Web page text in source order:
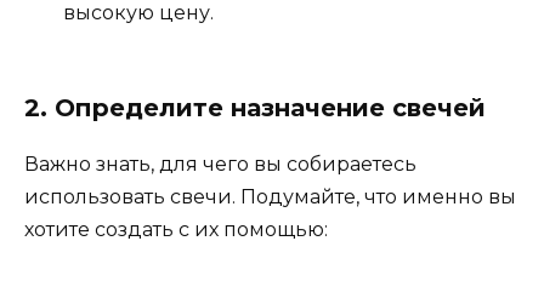
высокую цену.
2. Определите назначение свечей
Важно знать, для чего вы собираетесь
использовать свечи. Подумайте, что именно вы
хотите создать с их помощью: